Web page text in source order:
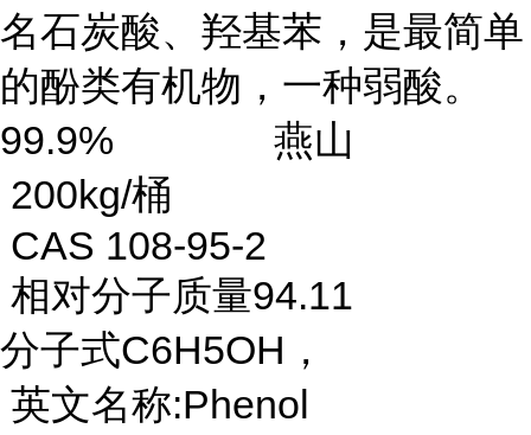
名石炭酸、羟基苯，是最简单
的酚类有机物，一种弱酸。
99.9% 燕山
200kg/桶
CAS 108-95-2
相对分子质量94.11
分子式C6H5OH，
英文名称:Phenol